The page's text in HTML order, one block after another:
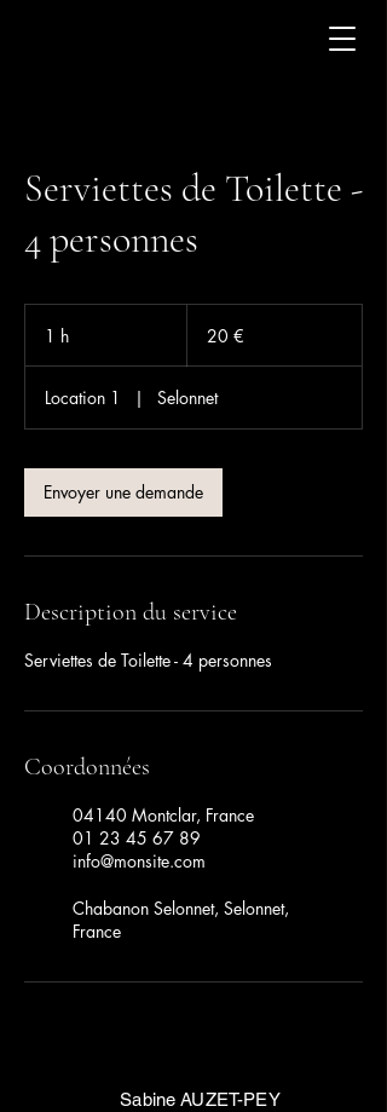
Serviettes de Toilette -
4 personnes
1 h 20 €
Location 1 | Selonnet
Envoyer une demande
Description du service
Serviettes de Toilette - 4 personnes
Coordonnées
04140 Montclar, France
01 23 45 67 89
info@monsite.com
Chabanon Selonnet, Selonnet,
France
Sabine AUZET-PEY